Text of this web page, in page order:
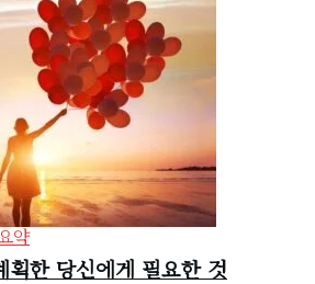
약
획한 당신에게 필요한 것